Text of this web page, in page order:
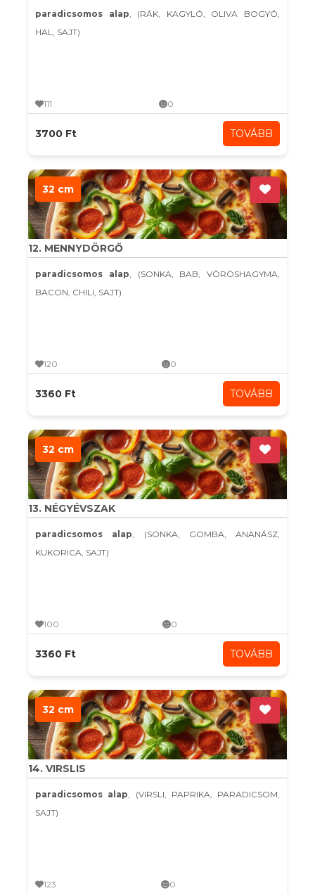
paradicsomos alap, (RÁK, KAGYLÓ, OLIVA BOGYÓ,
HAL, SAJT)
111 0
3700 Ft TOVÁBB
32 cm
12. MENNYDÖRGŐ
paradicsomos alap, (SONKA, BAB, VÖRÖSHAGYMA,
BACON, CHILI, SAJT)
120 0
3360 Ft TOVÁBB
32 cm
13. NÉGYÉVSZAK
paradicsomos alap, (SONKA, GOMBA, ANANÁSZ,
KUKORICA, SAJT)
100 0
3360 Ft TOVÁBB
32 cm
14. VIRSLIS
paradicsomos alap, (VIRSLI, PAPRIKA, PARADICSOM,
SAJT)
123 0